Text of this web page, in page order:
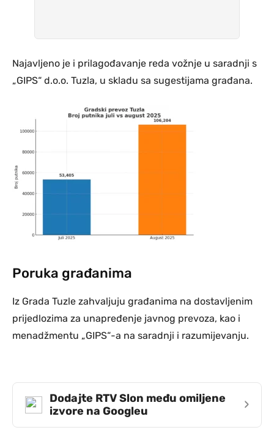
Najavljeno je i prilagođavanje reda vožnje u saradnji s
„GIPS“ d.o.o. Tuzla, u skladu sa sugestijama građana.
Poruka građanima
Iz Grada Tuzle zahvaljuju građanima na dostavljenim
prijedlozima za unapređenje javnog prevoza, kao i
menadžmentu „GIPS“-a na saradnji i razumijevanju.
Dodajte RTV Slon među omiljene
izvore na Googleu
›